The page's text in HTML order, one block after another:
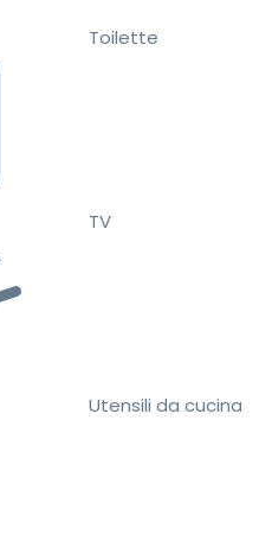
Toilette
TV
Utensili da cucina